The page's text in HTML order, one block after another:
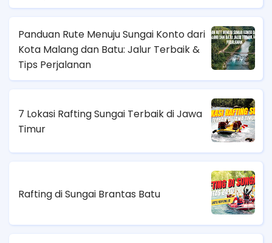
Panduan Rute Menuju Sungai Konto dari
Kota Malang dan Batu: Jalur Terbaik &
Tips Perjalanan
7 Lokasi Rafting Sungai Terbaik di Jawa
Timur
Rafting di Sungai Brantas Batu